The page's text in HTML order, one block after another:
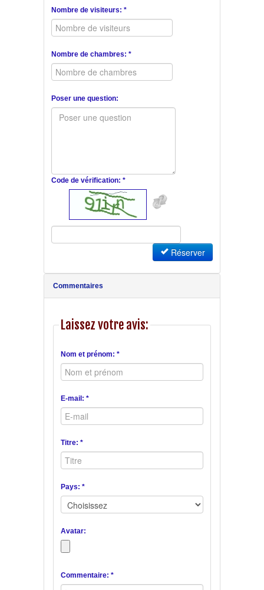
Nombre de visiteurs: *
Nombre de chambres: *
Poser une question:
Code de vérification: *
Réserver
Commentaires
Laissez votre avis:
Nom et prénom: *
E-mail: *
Titre: *
Pays: *
Avatar:
Commentaire: *